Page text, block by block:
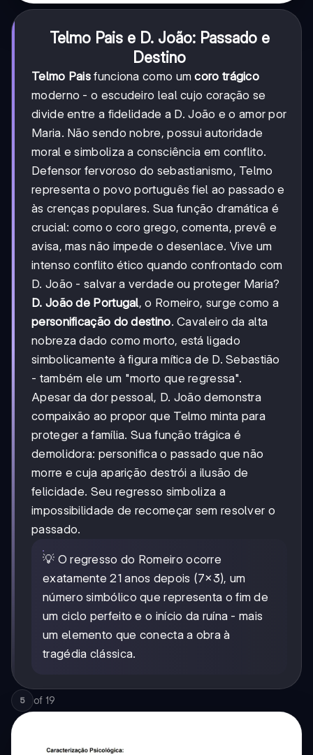
Telmo Pais e D. João: Passado e
Destino
Telmo Pais funciona como umcoro trágico
moderno - o escudeiro leal cujo coração se
divide entre a fidelidade a D. João e o amor por
Maria. Não sendo nobre, possui autoridade
moral e simboliza a consciência em conflito.
Defensor fervoroso do sebastianismo, Telmo
representa o povo português fiel ao passado e
às crenças populares. Sua função dramática é
crucial: como o coro grego, comenta, prevê e
avisa, mas não impede o desenlace. Vive um
intenso conflito ético quando confrontado com
D. João - salvar a verdade ou proteger Maria?
D. João de Portugal, o Romeiro, surge como a
personificação do destino. Cavaleiro da alta
nobreza dado como morto, está ligado
simbolicamente à figura mítica de D. Sebastião
- também ele um "morto que regressa".
Apesar da dor pessoal, D. João demonstra
compaixão ao propor que Telmo minta para
proteger a família. Sua função trágica é
demolidora: personifica o passado que não
morre e cuja aparição destrói a ilusão de
felicidade. Seu regresso simboliza a
impossibilidade de recomeçar sem resolver o
passado.
💡 O regresso do Romeiro ocorre
exatamente 21 anos depois (7×3), um
número simbólico que representa o fim de
um ciclo perfeito e o início da ruína - mais
um elemento que conecta a obra à
tragédia clássica.
5 of 19